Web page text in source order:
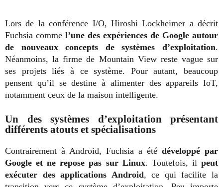
Lors de la conférence I/O, Hiroshi Lockheimer a décrit
Fuchsia comme l’une des expériences de Google autour
de nouveaux concepts de systèmes d’exploitation.
Néanmoins, la firme de Mountain View reste vague sur
ses projets liés à ce système. Pour autant, beaucoup
pensent qu’il se destine à alimenter des appareils IoT,
notamment ceux de la maison intelligente.
Un des systèmes d’exploitation présentant
différents atouts et spécialisations
Contrairement à Android, Fuchsia a été développé par
Google et ne repose pas sur Linux. Toutefois, ilpeut
exécuter des applications Android, ce qui facilite la